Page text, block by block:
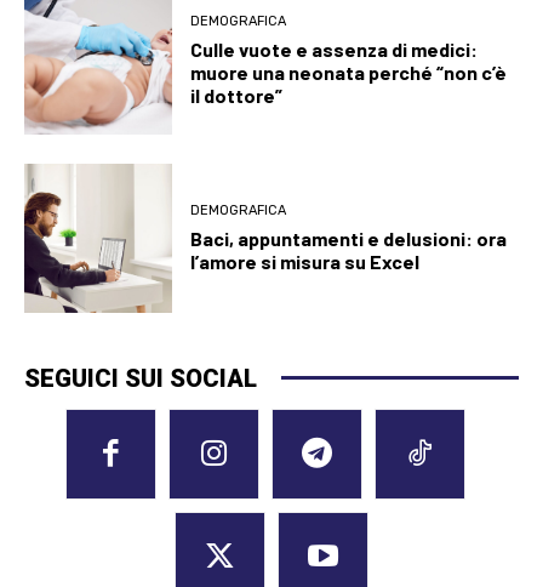
DEMOGRAFICA
Culle vuote e assenza di medici:
muore una neonata perché “non c’è
il dottore”
DEMOGRAFICA
Baci, appuntamenti e delusioni: ora
l’amore si misura su Excel
SEGUICI SUI SOCIAL